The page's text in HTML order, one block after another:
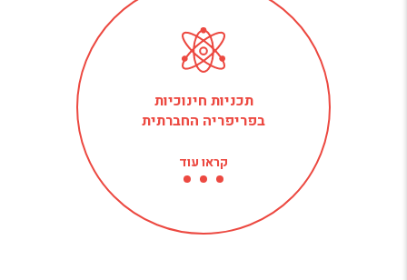
תכניות חינוכיות
בפריפריה החברתית
קראו עוד